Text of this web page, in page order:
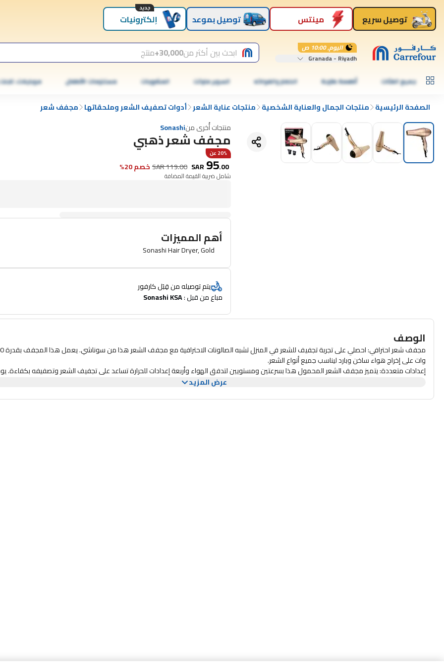
توصيل سريع مينتس توصيل بموعد إلكترونيات
جديد
اليوم, 10:00 ص
Granada - Riyadh
ابحث بين أكثر من30,000+ منتج
جميع الفئات أطعمة طازجة الخضار والفواكه السوبر ماركت المشروبات مستلزمات الأطفال موبايلات،
الصفحة الرئيسية منتجات الجمال والعناية الشخصية منتجات عناية الشعر أدوات تصفيف الشعر وملحقاتها مجفف شعر
منتجات أُخرى منSonashi
مجفف شعر ذهبي
20% عن
SAR 95.00
SAR119.00 خصم 20%
شامل ضريبة القيمة المضافة
أهم المميزات
Sonashi Hair Dryer, Gold
يتم توصيله من قِبَل كارفور
مباع من قبل : Sonashi KSA
الوصف
مجفف شعر احترافي:
وات على إخراج هواء ساخن وبارد ليناسب جميع أنواع الشعر.
إعدادات متعددة: يتميز مجفف الشعر المحمول هذا بسرعتين ومستويين لتدفق الهواء وأربعة إعدادات للحرارة تساعد على تجفيف الشعر وتصفيفه بكفاءة.
تصميمه الفريد تدفق الهواء في اتجاه محدد للحصول على نتائج سريعة واحترافية في وقت قليل.
طريقة الاستخدام: مجفف شعر سهل الاستخدام على طراز الصالونات الاحترافية. قومي بتوصيل السلك واضغطي على زر التشغيل، ثم حركي المجفف برفق
عرض المزيد